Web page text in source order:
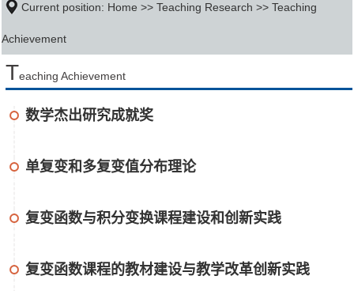
Current position: Home >>Teaching Research >>Teaching
Achievement
Teaching Achievement
数学杰出研究成就奖
单复变和多复变值分布理论
复变函数与积分变换课程建设和创新实践
复变函数课程的教材建设与教学改革创新实践